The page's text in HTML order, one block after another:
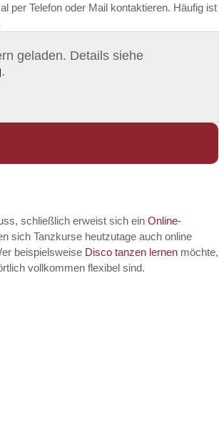
per Telefon oder Mail kontaktieren. Häufig ist
geladen. Details siehe
.
schließlich erweist sich ein Online-
sich Tanzkurse heutzutage auch online
beispielsweise Disco tanzen lernen möchte,
vollkommen flexibel sind.